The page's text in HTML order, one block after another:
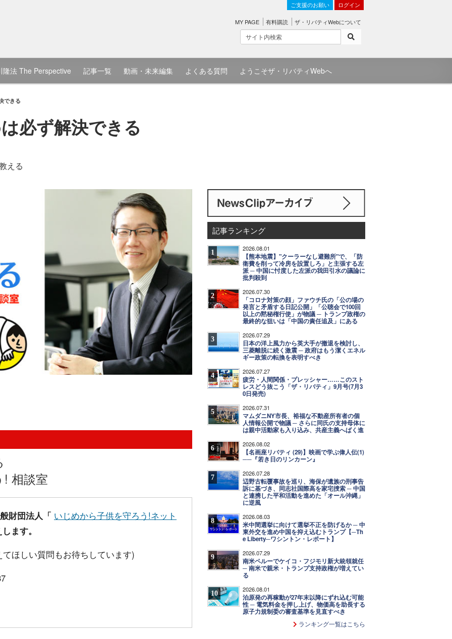
ご支援のお願い ログイン
MY PAGE 有料購読 ザ・リバティWebについて
隆法 The Perspective 記事一覧 動画・未来編集 よくある質問 ようこそザ・リバティWebへ
できる
必ず解決できる
える
相談室
財団法人「 いじめから子供を守ろう!ネット
ます。
ほしい質問もお待ちしています)
記事ランキング
1 2026.08.01
【熊本地震】"クーラーなし避難所"で、「防
衛費を削って冷房を設置しろ」と主張する左
派 ─ 中国に忖度した左派の我田引水の議論に
批判殺到
2 2026.07.30
「コロナ対策の顔」ファウチ氏の「公の場の
発言と矛盾する日記公開」「公聴会で100回
以上の黙秘権行使」が物議 ─ トランプ政権の
最終的な狙いは「中国の責任追及」にある
3 2026.07.29
日本の洋上風力から英大手が撤退を検討し、
三菱離脱に続く激震 ─ 政府はもう潔くエネル
ギー政策の転換を表明すべき
4 2026.07.27
疲労・人間関係・プレッシャー……このスト
レスどう抜こう「ザ・リバティ」9月号(7月3
0日発売)
5 2026.07.31
マムダニNY市長、裕福な不動産所有者の個
人情報公開で物議 ─ さらに同氏の支持母体に
は親中活動家も入り込み、共産主義へばく進
6 2026.08.02
【名画座リバティ (29)】映画で学ぶ偉人伝(1)
──『若き日のリンカーン』
7 2026.07.28
辺野古転覆事故を巡り、海保が遺族の刑事告
訴に基づき、同志社国際高を家宅捜索 ─ 中国
と連携した平和活動を進めた「オール沖縄」
に逆風
8 2026.08.03
米中間選挙に向けて選挙不正を防げるか ─ 中
東外交を進め中国を抑え込むトランプ【─Th
e Liberty─ワシントン・レポート】
9 2026.07.29
南米ペルーでケイコ・フジモリ新大統領就任
─ 南米で親米・トランプ支持政権が増えてい
る
10 2026.08.01
泊原発の再稼動が27年末以降にずれ込む可能
性 ─ 電気料金を押し上げ、物価高を助長する
原子力規制委の審査基準を見直すべき
ランキング一覧はこちら